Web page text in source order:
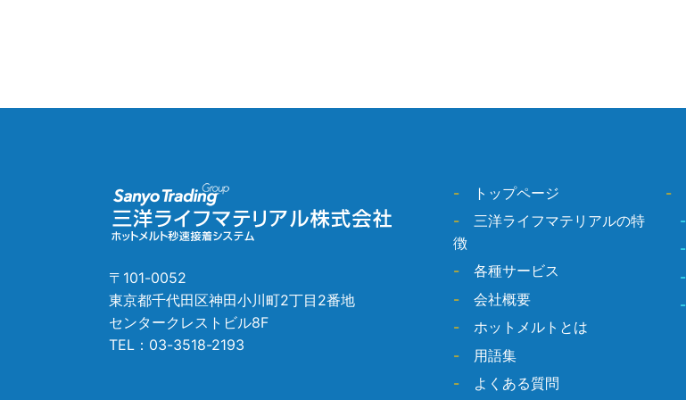
〒101-0052
東京都千代田区神田小川町2丁目2番地
センタークレストビル8F
TEL： 03-3518-2193
-
トップページ
-
三洋ライフマテリアルの特
徴
-
各種サービス
-
会社概要
-
ホットメルトとは
-
用語集
-
よくある質問
-
-
-
-
-